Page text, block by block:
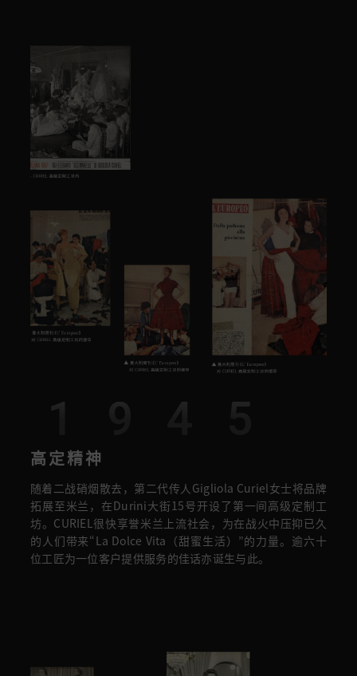
1945
高定精神
随着二战硝烟散去，第二代传人Gigliola Curiel女士将品牌
拓展至米兰，在Durini大街15号开设了第一间高级定制工
坊。CURIEL很快享誉米兰上流社会，为在战火中压抑已久
的人们带来“La Dolce Vita（甜蜜生活）”的力量。逾六十
位工匠为一位客户提供服务的佳话亦诞生与此。